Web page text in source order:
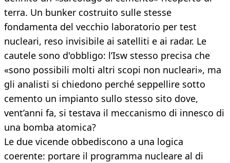
terra. Un bunker costruito sulle stesse
fondamenta del vecchio laboratorio per test
nucleari, reso invisibile ai satelliti e ai radar. Le
cautele sono d'obbligo: l’Isw stesso precisa che
«sono possibili molti altri scopi non nucleari», ma
gli analisti si chiedono perché seppellire sotto
cemento un impianto sullo stesso sito dove,
vent’anni fa, si testava il meccanismo di innesco di
una bomba atomica?
Le due vicende obbediscono a una logica
coerente: portare il programma nucleare al di